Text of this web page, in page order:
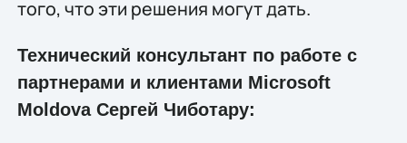
того, что эти решения могут дать.
Технический консультант по работе с
партнерами и клиентами Microsoft
Moldova Сергей Чиботару: